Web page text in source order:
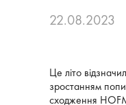
22.08.2023
Це літо
зростанням
сходження